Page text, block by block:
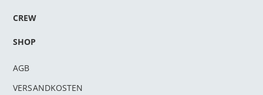
CREW
SHOP
AGB
VERSANDKOSTEN